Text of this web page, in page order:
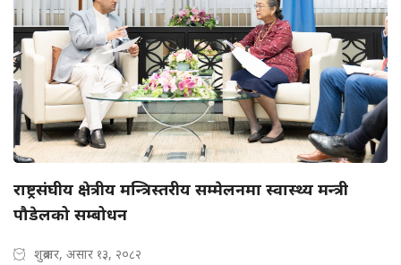
राष्ट्रसंघीय क्षेत्रीय मन्त्रिस्तरीय सम्मेलनमा स्वास्थ्य मन्त्री
पौडेलको सम्बोधन
शुक्रबार, असार १३, २०८२